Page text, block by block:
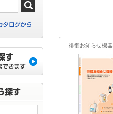
徘徊お知らせ機器